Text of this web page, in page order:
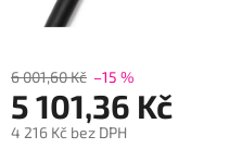
6 001,60 Kč –15 %
5 101,36 Kč
4 216 Kč bez DPH